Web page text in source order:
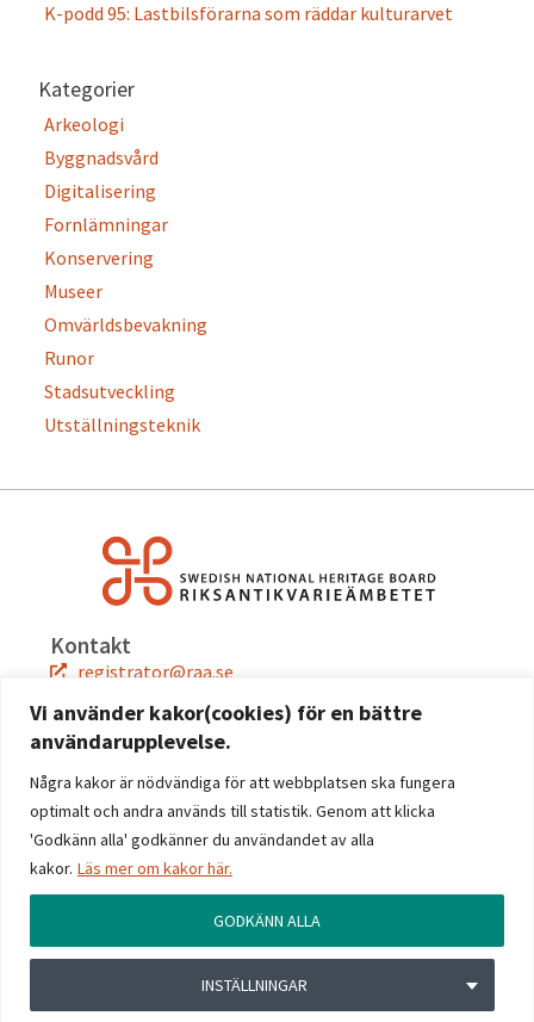
Vi använder kakor(cookies) för en bättre
användarupplevelse.
Några kakor är nödvändiga för att webbplatsen ska fungera
optimalt och andra används till statistik. Genom att klicka
'Godkänn alla' godkänner du användandet av alla
kakor. Läs mer om kakor här.
INSTÄLLNINGAR
GODKÄNN ALLA
K-podd 95: Lastbilsförarna som räddar kulturarvet
Kategorier
Arkeologi
Byggnadsvård
Digitalisering
Fornlämningar
Konservering
Museer
Omvärldsbevakning
Runor
Stadsutveckling
Utställningsteknik
Kontakt
registrator@raa.se
08-5191 80 00
Snabblänkar
Jobba hos oss
Press
Kontakta oss
Följ oss
Linkedin